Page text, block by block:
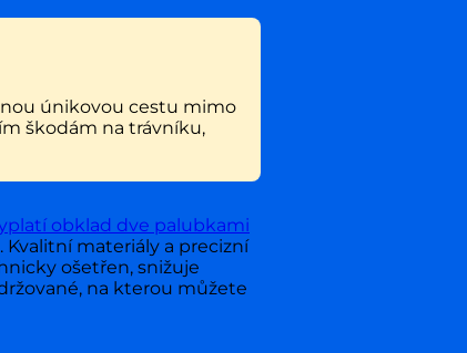
únikovou cestu mimo
škodám na trávníku,
obklad dve palubkami
materiály a precizní
ošetřen, snižuje
na kterou můžete